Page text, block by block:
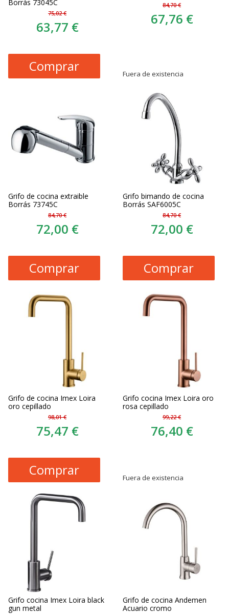
Borrás 73045C
75,02 €
63,77 €
Comprar
84,70 €
67,76 €
Fuera de existencia
Grifo de cocina extraible
Borrás 73745C
84,70 €
72,00 €
Comprar
Grifo bimando de cocina
Borrás SAF6005C
84,70 €
72,00 €
Comprar
Grifo de cocina Imex Loira
oro cepillado
98,01 €
75,47 €
Comprar
Grifo cocina Imex Loira oro
rosa cepillado
99,22 €
76,40 €
Fuera de existencia
Grifo cocina Imex Loira black
gun metal
Grifo de cocina Andemen
Acuario cromo